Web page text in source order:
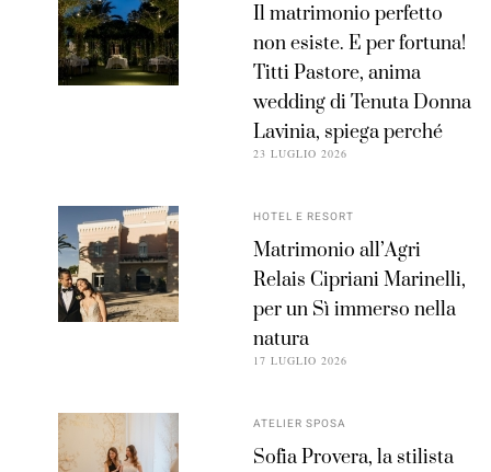
Il matrimonio perfetto
non esiste. E per fortuna!
Titti Pastore, anima
wedding di Tenuta Donna
Lavinia, spiega perché
23 LUGLIO 2026
HOTEL E RESORT
Matrimonio all’Agri
Relais Cipriani Marinelli,
per un Sì immerso nella
natura
17 LUGLIO 2026
ATELIER SPOSA
Sofia Provera, la stilista